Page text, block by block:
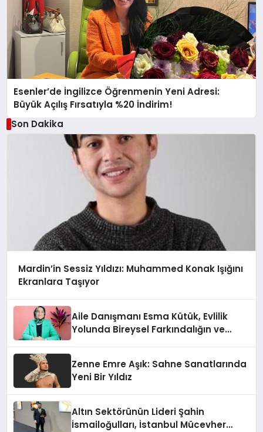
Esenler’de İngilizce Öğrenmenin Yeni Adresi:
Büyük Açılış Fırsatıyla %20 İndirim!
Son Dakika
Mardin’in Sessiz Yıldızı: Muhammed Konak Işığını
Ekranlara Taşıyor
Aile Danışmanı Esma Kütük, Evlilik
Yolunda Bireysel Farkındalığın ve
Zenne Emre Aşık: Sahne Sanatlarında
Yeni Bir Yıldız
Altın Sektörünün Lideri Şahin
İsmailoğulları, İstanbul Mücevher